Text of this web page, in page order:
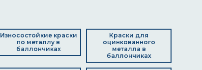
Износостойкие краски
по металлу в
баллончиках
Краски для
оцинкованного
металла в
баллончиках